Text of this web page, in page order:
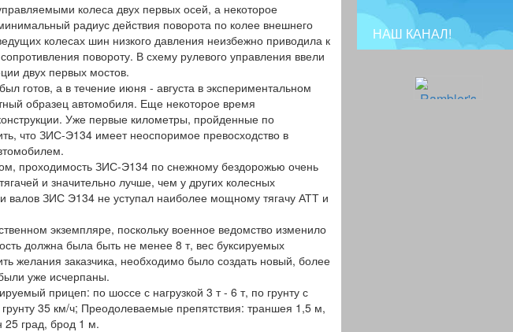
колеса двух первых осей, а некоторое
радиус действия поворота по колее внешнего
колесах шин низкого давления неизбежно приводила к
повороту. В схему рулевого управления ввели
двух первых мостов.
готов, а в течение июня - августа в экспериментальном
образец автомобиля. Еще некоторое время
Уже первые километры, пройденные по
что ЗИС-Э134 имеет неоспоримое превосходство в
проходимость ЗИС-Э134 по снежному бездорожью очень
и значительно лучше, чем у других колесных
валов ЗИС Э134 не уступал наиболее мощному тягачу АТТ и
экземпляре, поскольку военное ведомство изменило
должна была быть не менее 8 т, вес буксируемых
желания заказчика, необходимо было создать новый, более
уже исчерпаны.
прицеп: по шоссе с нагрузкой 3 т - 6 т, по грунту с
35 км/ч; Преодолеваемые препятствия: траншея 1,5 м,
25 град, брод 1 м.
НАШ КАНАЛ!